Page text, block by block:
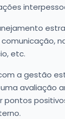
etc.
a gestão
avaliação
pontos